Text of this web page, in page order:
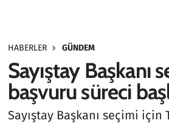
HABERLER GÜNDEM
Sayıştay Başkanı
başvuru süreci
Sayıştay Başkanı seçimi için
Haber
Kültür Sanat
Kurumsal Haberler